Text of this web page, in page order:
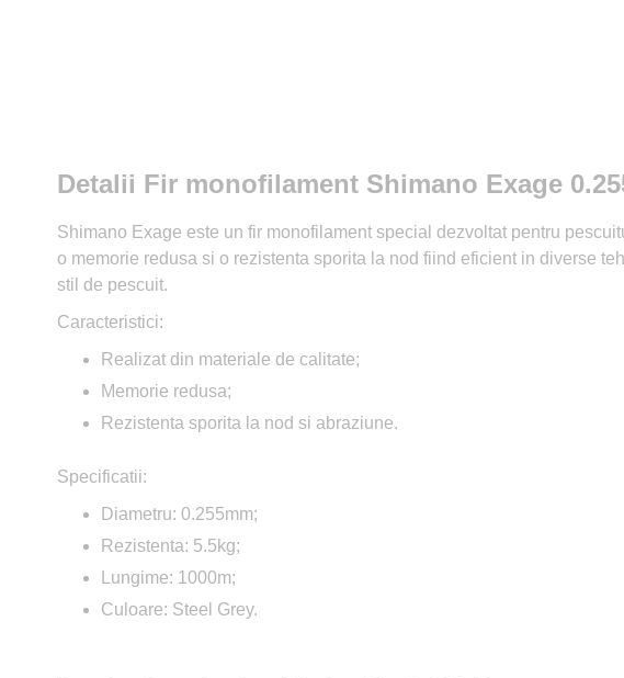
Detalii Fir monofilament Shimano Exage
Shimano Exage este un fir monofilament special dezvoltat pentru
o memorie redusa si o rezistenta sporita la nod fiind eficient in diverse
stil de pescuit.
Caracteristici:
Realizat din materiale de calitate;
Memorie redusa;
Rezistenta sporita la nod si abraziune.
Specificatii:
Diametru: 0.255mm;
Rezistenta: 5.5kg;
Lungime: 1000m;
Culoare: Steel Grey.